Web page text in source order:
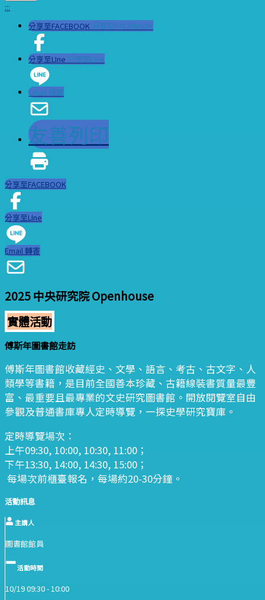
:::
分享至FACEBOOK 分享至FACEBOOK
分享至LIne 分享至LIne
Email 轉寄
友善列印
分享至FACEBOOK
分享至LIne
Email 轉寄
2025 中央研究院 Openhouse
實體活動
傅斯年圖書館走訪
傅斯年圖書館收藏經史、文學、語言、考古、古文字、人
類學等書籍，是目前全國善本珍藏、古籍線裝書質量最豐
富、最重要且最專業的文史研究圖書館。開放閱覽室自由
參觀及普通書庫專人定時導覽，一探史學研究寶庫。
定時導覽場次：
上午09:30, 10:00, 10:30, 11:00；
下午13:30, 14:00, 14:30, 15:00；
每場次前櫃臺報名，每場約20-30分鐘。
活動訊息
主講人
圖書館館員
活動時間
10/19 09:30 - 10:00